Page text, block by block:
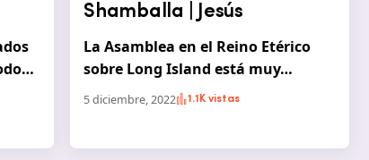
Shamballa | Jesús
La Asamblea en el Reino Etérico
sobre Long Island está muy…
5 diciembre, 2022 1.1K vistas